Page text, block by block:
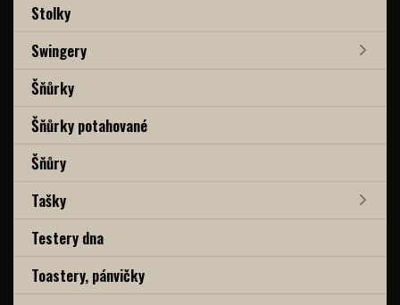
Stolky
Swingery
Šňůrky
Šňůrky potahované
Šňůry
Tašky
Testery dna
Toastery, pánvičky